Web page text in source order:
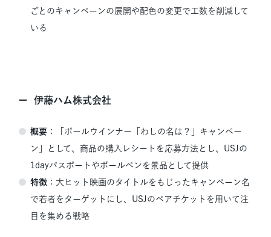
ごとのキャンペーンの展開や配色の変更で工数を削減して
いる
伊藤ハム株式会社
概要 ：「ポールウインナー「わしの名は？」キャンペー
ン」として、商品の購入レシートを応募方法とし、USJの
1dayパスポートやボールペンを景品として提供
特徴 ：大ヒット映画のタイトルをもじったキャンペーン名
で若者をターゲットにし、USJのペアチケットを用いて注
目を集める戦略